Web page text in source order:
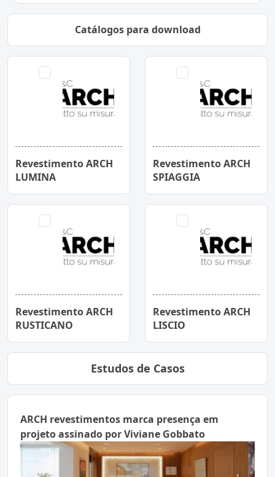
Catálogos para download
Revestimento ARCH
LUMINA
Revestimento ARCH
SPIAGGIA
Revestimento ARCH
RUSTICANO
Revestimento ARCH
LISCIO
Estudos de Casos
ARCH revestimentos marca presença em
projeto assinado por Viviane Gobbato